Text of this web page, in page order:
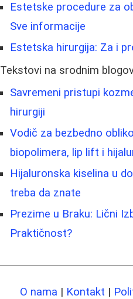
Estetske procedure za
Sve informacije
Estetska hirurgija: Za i
Tekstovi na srodnim
Savremeni pristupi
hirurgiji
Vodič za bezbedno
biopolimera, lip lift i
Hijaluronska kiselina u
treba da znate
Prezime u Braku: Lični
Praktičnost?
O nama | Kontakt |